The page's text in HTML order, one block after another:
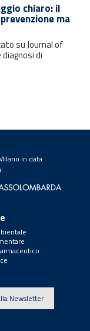
chiaro: il
ma
su Journal of
di
in data
Newsletter